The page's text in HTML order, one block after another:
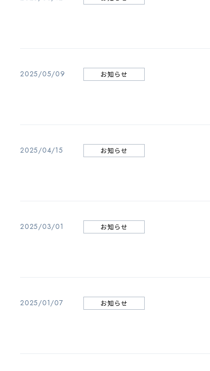
2025/05/09 お知らせ
2025/04/15 お知らせ
2025/03/01 お知らせ
2025/01/07 お知らせ